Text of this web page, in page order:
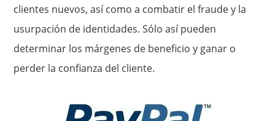
clientes nuevos, así como a combatir el fraude y la
usurpación de identidades. Sólo así pueden
determinar los márgenes de beneficio y ganar o
perder la confianza del cliente.